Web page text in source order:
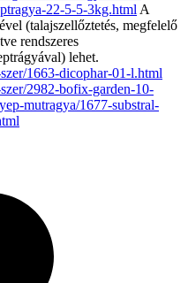
22-5-5-3kg.html A
(talajszellőztetés, megfelelő
rendszeres
lehet.
1663-dicophar-01-l.html
2982-bofix-garden-10-
mutragya/1677-substral-